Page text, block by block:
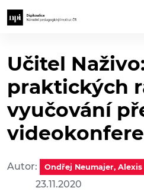
Učitel
praktických
vyučování
Autor: Ondřej Neumajer,
23.11.2020